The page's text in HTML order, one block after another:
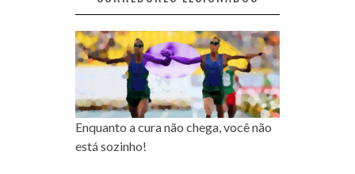
Enquanto a cura não chega, você não
está sozinho!